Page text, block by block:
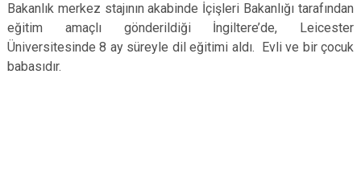
Bakanlık merkez stajının akabinde İçişleri Bakanlığı tarafından
eğitim amaçlı gönderildiği İngiltere’de, Leicester
Üniversitesinde 8 ay süreyle dil eğitimi aldı. Evli ve bir çocuk
babasıdır.